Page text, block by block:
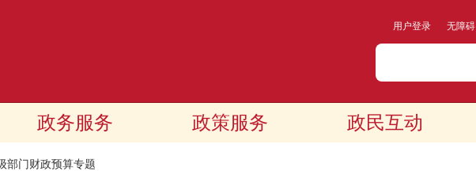
用户登录 无障碍
政务服务 政策服务 政民互动
部门财政预算专题